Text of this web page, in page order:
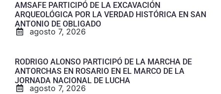
AMSAFE PARTICIPÓ DE LA EXCAVACIÓN
ARQUEOLÓGICA POR LA VERDAD HISTÓRICA EN SAN
ANTONIO DE OBLIGADO
agosto 7, 2026
RODRIGO ALONSO PARTICIPÓ DE LA MARCHA DE
ANTORCHAS EN ROSARIO EN EL MARCO DE LA
JORNADA NACIONAL DE LUCHA
agosto 7, 2026